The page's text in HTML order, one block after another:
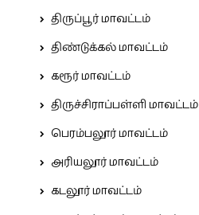
திருப்பூர் மாவட்டம்
திண்டுக்கல் மாவட்டம்
கரூர் மாவட்டம்
திருச்சிராப்பள்ளி மாவட்டம்
பெரம்பலூர் மாவட்டம்
அரியலூர் மாவட்டம்
கடலூர் மாவட்டம்